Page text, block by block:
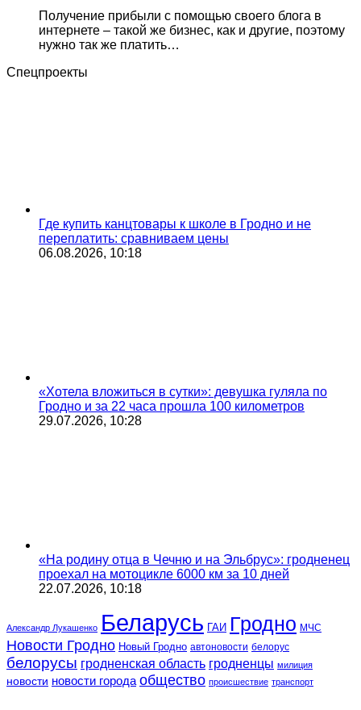
Получение прибыли с помощью своего блога в
интернете – такой же бизнес, как и другие, поэтому
нужно так же платить…
Спецпроекты
Где купить канцтовары к школе в Гродно и не
переплатить: сравниваем цены
06.08.2026, 10:18
«Хотела вложиться в сутки»: девушка гуляла по
Гродно и за 22 часа прошла 100 километров
29.07.2026, 10:28
«На родину отца в Чечню и на Эльбрус»: гродненец
проехал на мотоцикле 6000 км за 10 дней
22.07.2026, 10:18
Александр Лукашенко Беларусь ГАИ Гродно МЧС
Новости Гродно Новый Гродно автоновости белорус
белорусы гродненская область гродненцы милиция
новости новости города общество происшествие транспорт